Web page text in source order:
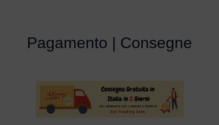
Pagamento | Consegne